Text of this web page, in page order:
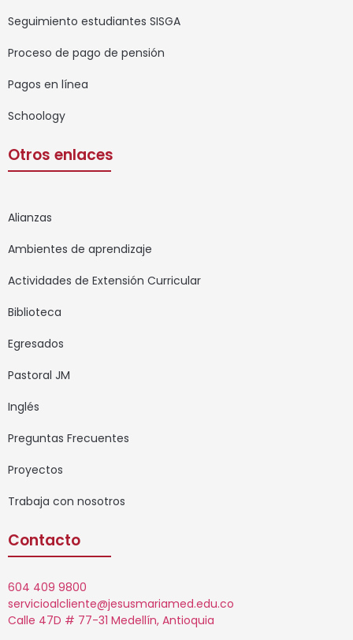
Seguimiento estudiantes SISGA
Proceso de pago de pensión
Pagos en línea
Schoology
Otros enlaces
Alianzas
Ambientes de aprendizaje
Actividades de Extensión Curricular
Biblioteca
Egresados
Pastoral JM
Inglés
Preguntas Frecuentes
Proyectos
Trabaja con nosotros
Contacto
604 409 9800
servicioalcliente@jesusmariamed.edu.co
Calle 47D # 77-31 Medellín, Antioquia